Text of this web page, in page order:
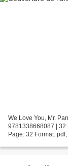
We Love You, Mr.
9781338668087 | 32
Page: 32 Format: